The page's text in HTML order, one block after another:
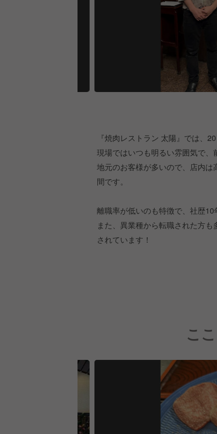
『焼肉レストラン 太陽』では、
現場ではいつも明るい雰囲気で、
地元のお客様が多いので、店内
間です。
離職率が低いのも特徴で、社歴
また、異業種から転職された方
されています！
こ